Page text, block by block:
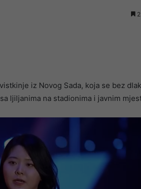
iz Novog Sada, koja se bez
ljiljanima na stadionima i javnim